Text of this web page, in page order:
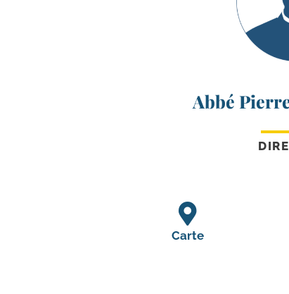
Abbé
Carte